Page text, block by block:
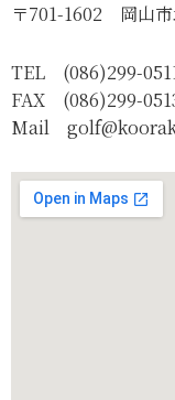
〒701-1602 岡山
TEL (086)299-
FAX (086)299-
Mail